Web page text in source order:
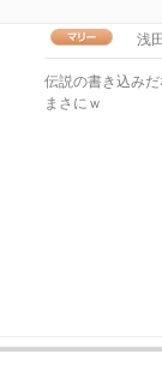
浅
伝説の書き込みだ
まさにｗ